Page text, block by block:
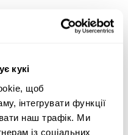
кукі
щоб
інтегрувати функції
наш трафік. Ми
із соціальних
— оптимальні
господарство
роботи
важкої техніки
лісозаготівельне